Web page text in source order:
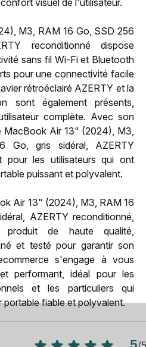
M3, RAM 16 Go, SSD 256
reconditionné dispose
sans fil Wi-Fi et Bluetooth
pour une connectivité facile
rétroéclairé AZERTY et la
sont également présents,
complète. Avec son
MacBook Air 13" (2024), M3,
Go, gris sidéral, AZERTY
pour les utilisateurs qui ont
puissant et polyvalent.
Air 13" (2024), M3, RAM 16
AZERTY reconditionné,
de haute qualité,
et testé pour garantir son
s'engage à vous
performant, idéal pour les
et les particuliers qui
fiable et polyvalent.